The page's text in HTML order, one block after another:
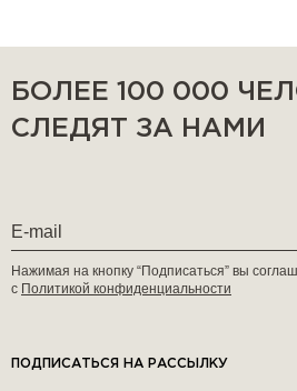
БОЛЕЕ 100 000
СЛЕДЯТ ЗА НАМИ
Нажимая на кнопку “Подписаться” вы
с Политикой конфиденциальности
ПОДПИСАТЬСЯ НА РАССЫЛКУ